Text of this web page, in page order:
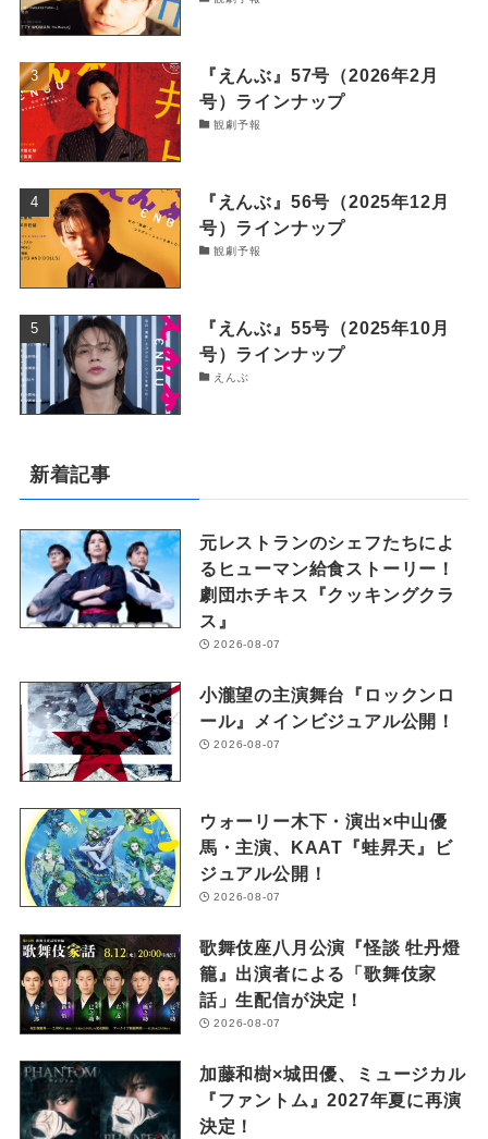
『えんぶ』57号（2026年2月
号）ラインナップ
観劇予報
『えんぶ』56号（2025年12月
号）ラインナップ
観劇予報
『えんぶ』55号（2025年10月
号）ラインナップ
えんぶ
新着記事
元レストランのシェフたちによ
るヒューマン給食ストーリー！
劇団ホチキス『クッキングクラ
ス』
2026-08-07
小瀧望の主演舞台『ロックンロ
ール』メインビジュアル公開！
2026-08-07
ウォーリー木下・演出×中山優
馬・主演、KAAT『蛙昇天』ビ
ジュアル公開！
2026-08-07
歌舞伎座八月公演『怪談 牡丹燈
籠』出演者による「歌舞伎家
話」生配信が決定！
2026-08-07
加藤和樹×城田優、ミュージカル
『ファントム』2027年夏に再演
決定！